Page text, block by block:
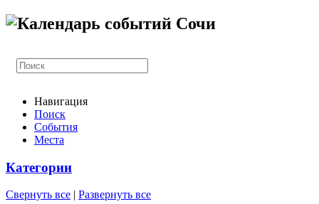
Навигация
Поиск
События
Места
Категории
Свернуть все | Развернуть все